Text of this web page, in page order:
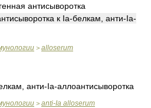
антисыворотка
к Ia-белкам, анти-Ia-
> alloserum
анти-Ia-аллоантисыворотка
> anti-Ia alloserum